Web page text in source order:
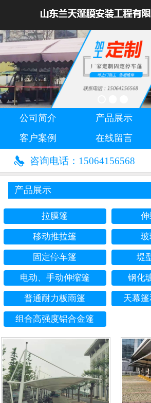
公司简介 产品展示
客户案例
在线留言
 咨询电话：15064156568
产品展示
拉膜篷
移动推拉篷
固定停车篷 堤
电动、手动伸缩篷 钢化
普通耐力板雨篷 天幕
组合高强度铝合金篷